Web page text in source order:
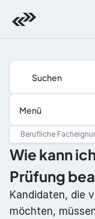
Menü
Suchen
Berufliche
Wie kann
Prüfung
Kandidaten, die
möchten,